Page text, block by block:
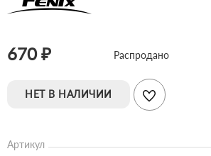
670 ₽ Распродано
НЕТ В НАЛИЧИИ
Артикул